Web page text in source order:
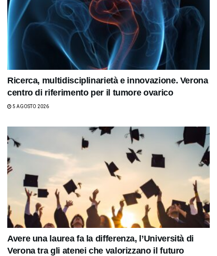
Ricerca, multidisciplinarietà e innovazione. Verona
centro di riferimento per il tumore ovarico
5 AGOSTO 2026
Avere una laurea fa la differenza, l’Università di
Verona tra gli atenei che valorizzano il futuro